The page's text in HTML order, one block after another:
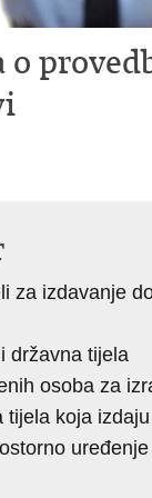
o
za izdavanje
državna tijela
osoba za
tijela koja